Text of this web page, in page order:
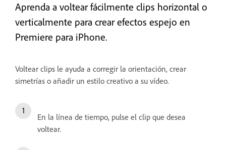
Aprenda a voltear fácilmente clips horizontal o
verticalmente para crear efectos espejo en
Premiere para iPhone.
Voltear clips le ayuda a corregir la orientación, crear
simetrías o añadir un estilo creativo a su vídeo.
En la línea de tiempo, pulse el clip que desea
voltear.